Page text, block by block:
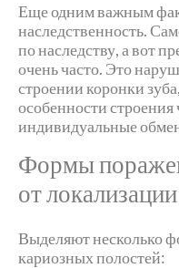
Еще одним важным
наследственность.
по наследству, а вот
очень часто. Это
строении коронки
особенности
индивидуальные
Формы
от локализации
Выделяют несколько
кариозных полостей: